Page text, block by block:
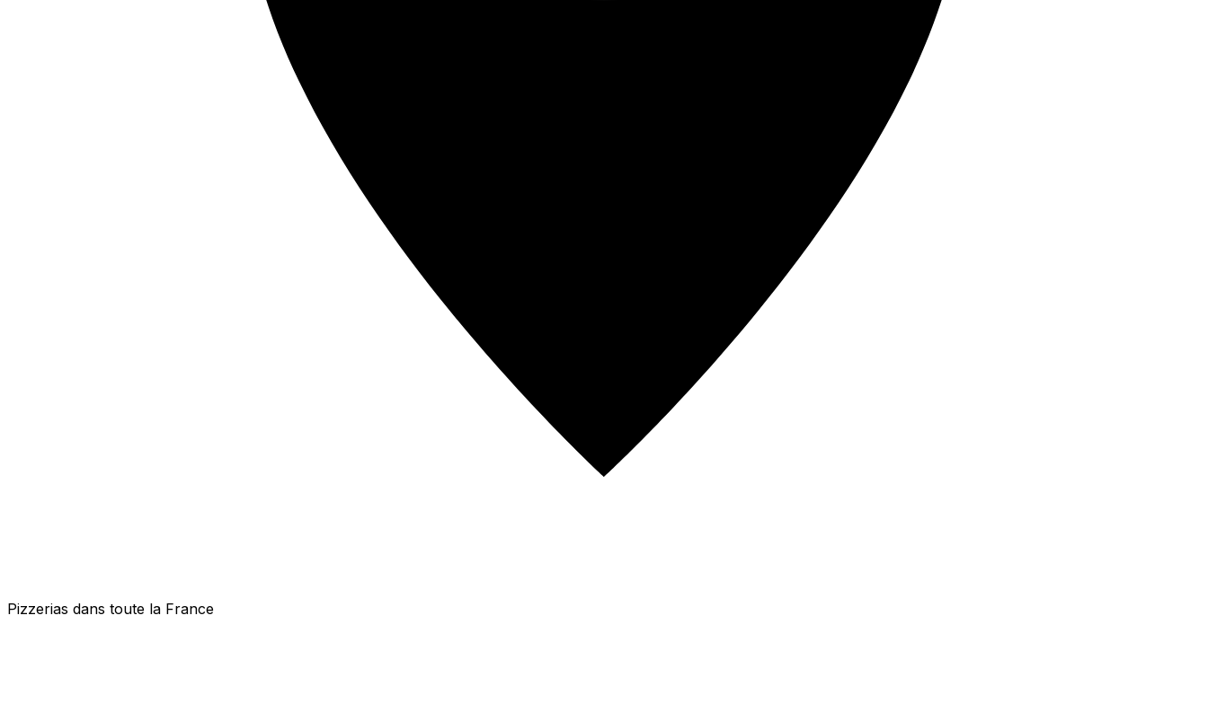
Pizzerias dans toute la France